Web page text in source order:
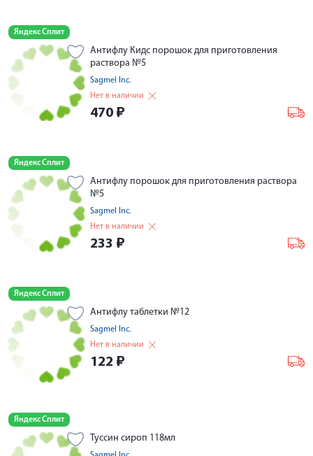
Яндекс Сплит
Антифлу Кидс порошок для приготовления
раствора №5
Sagmel Inc.
Нет в наличии
470 ₽
Яндекс Сплит
Антифлу порошок для приготовления раствора
№5
Sagmel Inc.
Нет в наличии
233 ₽
Яндекс Сплит
Антифлу таблетки №12
Sagmel Inc.
Нет в наличии
122 ₽
Яндекс Сплит
Туссин сироп 118мл